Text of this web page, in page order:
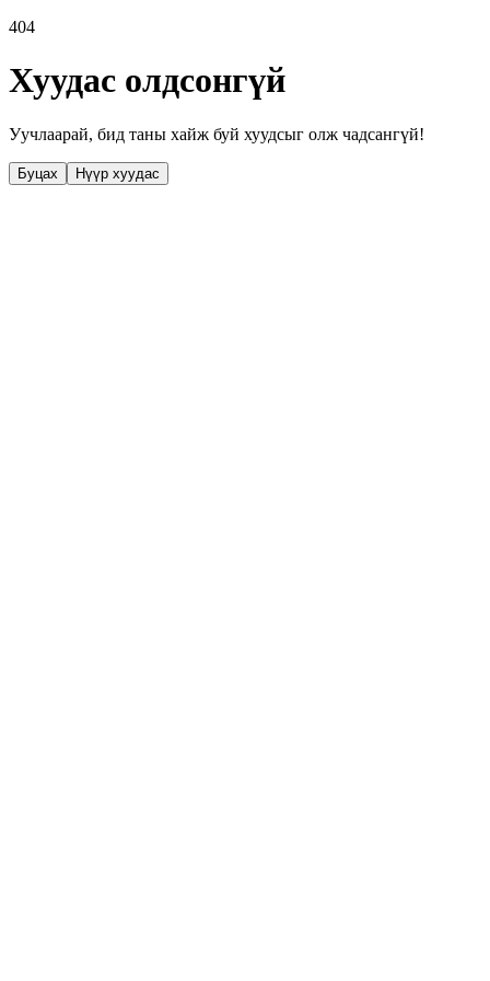
404
Хуудас олдсонгүй
Уучлаарай, бид таны хайж буй хуудсыг олж чадсангүй!
Буцах Нүүр хуудас